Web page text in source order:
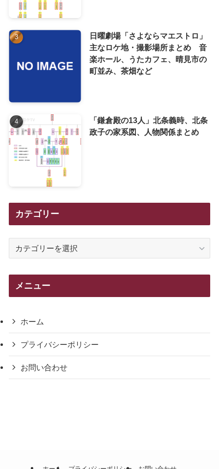
日曜劇場「さよならマエストロ」
主なロケ地・撮影場所まとめ 音
楽ホール、うたカフェ、晴見市の
町並み、茶畑など
「鎌倉殿の13人」北条義時、北条
政子の家系図、人物関係まとめ
カテゴリー
メニュー
ホーム
プライバシーポリシー
お問い合わせ